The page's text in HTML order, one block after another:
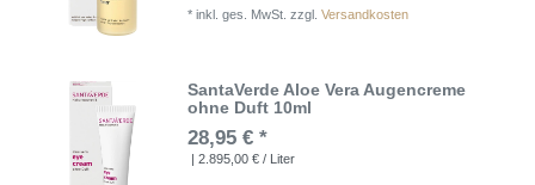
*inkl. ges. MwSt. zzgl.Versandkosten
SantaVerde Aloe Vera Augencreme
ohne Duft 10ml
28,95 € *
| 2.895,00 € / Liter